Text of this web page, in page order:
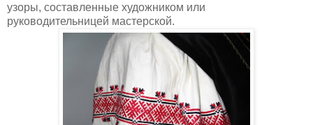
узоры, составленные художником или
руководительницей мастерской.